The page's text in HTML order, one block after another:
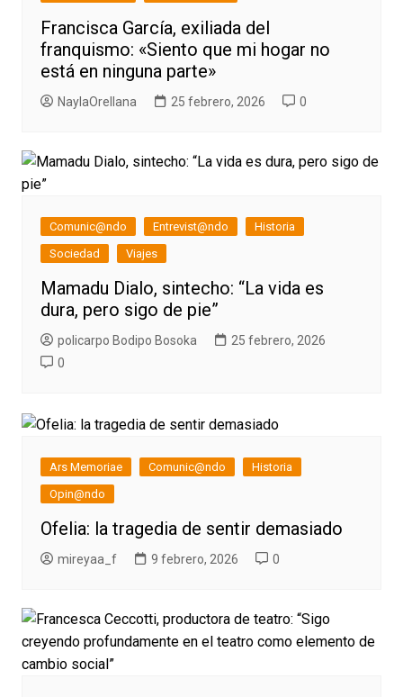
Francisca García, exiliada del
franquismo: «Siento que mi hogar no
está en ninguna parte»
NaylaOrellana 25 febrero, 2026 0
Comunic@ndo Entrevist@ndo
Historia
Sociedad
Viajes
Mamadu Dialo, sintecho: “La vida es
dura, pero sigo de pie”
policarpo Bodipo Bosoka
25 febrero, 2026
0
Ars Memoriae Comunic@ndo
Historia
Opin@ndo
Ofelia: la tragedia de sentir demasiado
mireyaa_f 9 febrero, 2026 0